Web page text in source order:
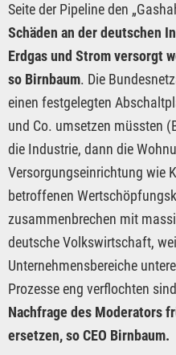
Seite der Pipeline den
Schäden an der deutschen
Erdgas und Strom versorgt
so Birnbaum. Die
einen festgelegten
und Co. umsetzen müssten
die Industrie, dann die
Versorgungseinrichtung wie
betroffenen
zusammenbrechen mit
deutsche Volkswirtschaft,
Unternehmensbereiche
Prozesse eng verflochten
Nachfrage des Moderators
ersetzen, so CEO Birnbaum.